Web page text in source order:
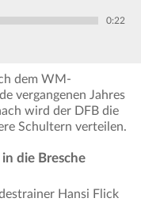
0:22
dem WM-
vergangenen Jahres
wird der DFB die
Schultern verteilen.
die Bresche
Hansi Flick